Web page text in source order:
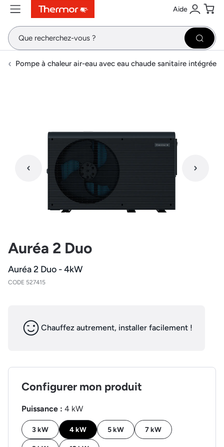
ContenuMenuRecherche Aide
Se
Pompe à chaleur air-eau avec eau chaude sanitaire intégrée
Auréa 2 Duo
Auréa 2 Duo - 4kW
CODE 527415
Chauffez autrement, installer facilement !
Configurer mon produit
Puissance : 4 kW
3 kW 4 kW 5 kW 7 kW